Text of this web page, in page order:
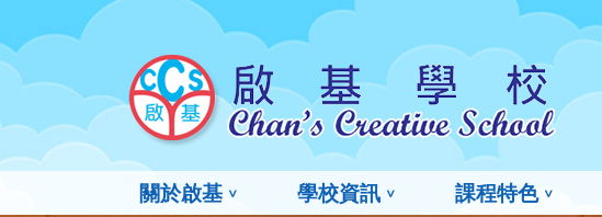
關於啟基 學校資訊 課程特色